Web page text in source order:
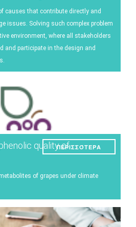
causes that contribute directly and
issues. Solving such complex problem
environment, where all stakeholders
and participate in the design and
quality of
of grapes under climate
ΠΕΡΙΣΣΌΤΕΡΑ